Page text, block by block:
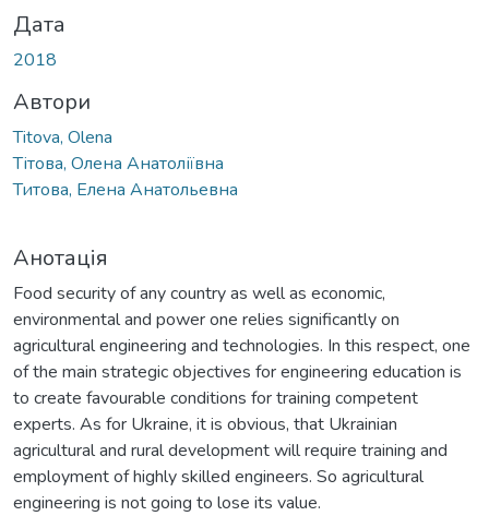
Дата
2018
Автори
Titova, Olena
Тітова, Олена Анатоліївна
Титова, Елена Анатольевна
Анотація
Food security of any country as well as economic,
environmental and power one relies significantly on
agricultural engineering and technologies. In this respect, one
of the main strategic objectives for engineering education is
to create favourable conditions for training competent
experts. As for Ukraine, it is obvious, that Ukrainian
agricultural and rural development will require training and
employment of highly skilled engineers. So agricultural
engineering is not going to lose its value.